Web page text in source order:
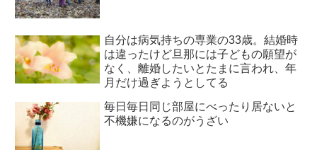
自分は病気持ちの専業の33歳。結婚時
は違ったけど旦那には子どもの願望が
なく、離婚したいとたまに言われ、年
月だけ過ぎようとしてる
毎日毎日同じ部屋にべったり居ないと
不機嫌になるのがうざい